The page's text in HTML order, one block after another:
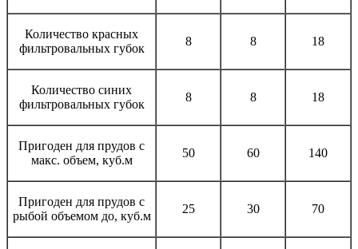
Количество красных
фильтровальных губок
8 8 18
Количество синих
фильтровальных губок
8 8 18
Пригоден для прудов с
макс. объем, куб.м
50 60 140
Пригоден для прудов с
рыбой объемом до, куб.м
25 30 70